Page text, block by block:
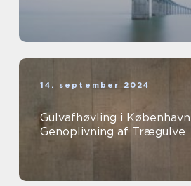
14. september 2024
Gulvafhøvling i
Genoplivning af Trægulve